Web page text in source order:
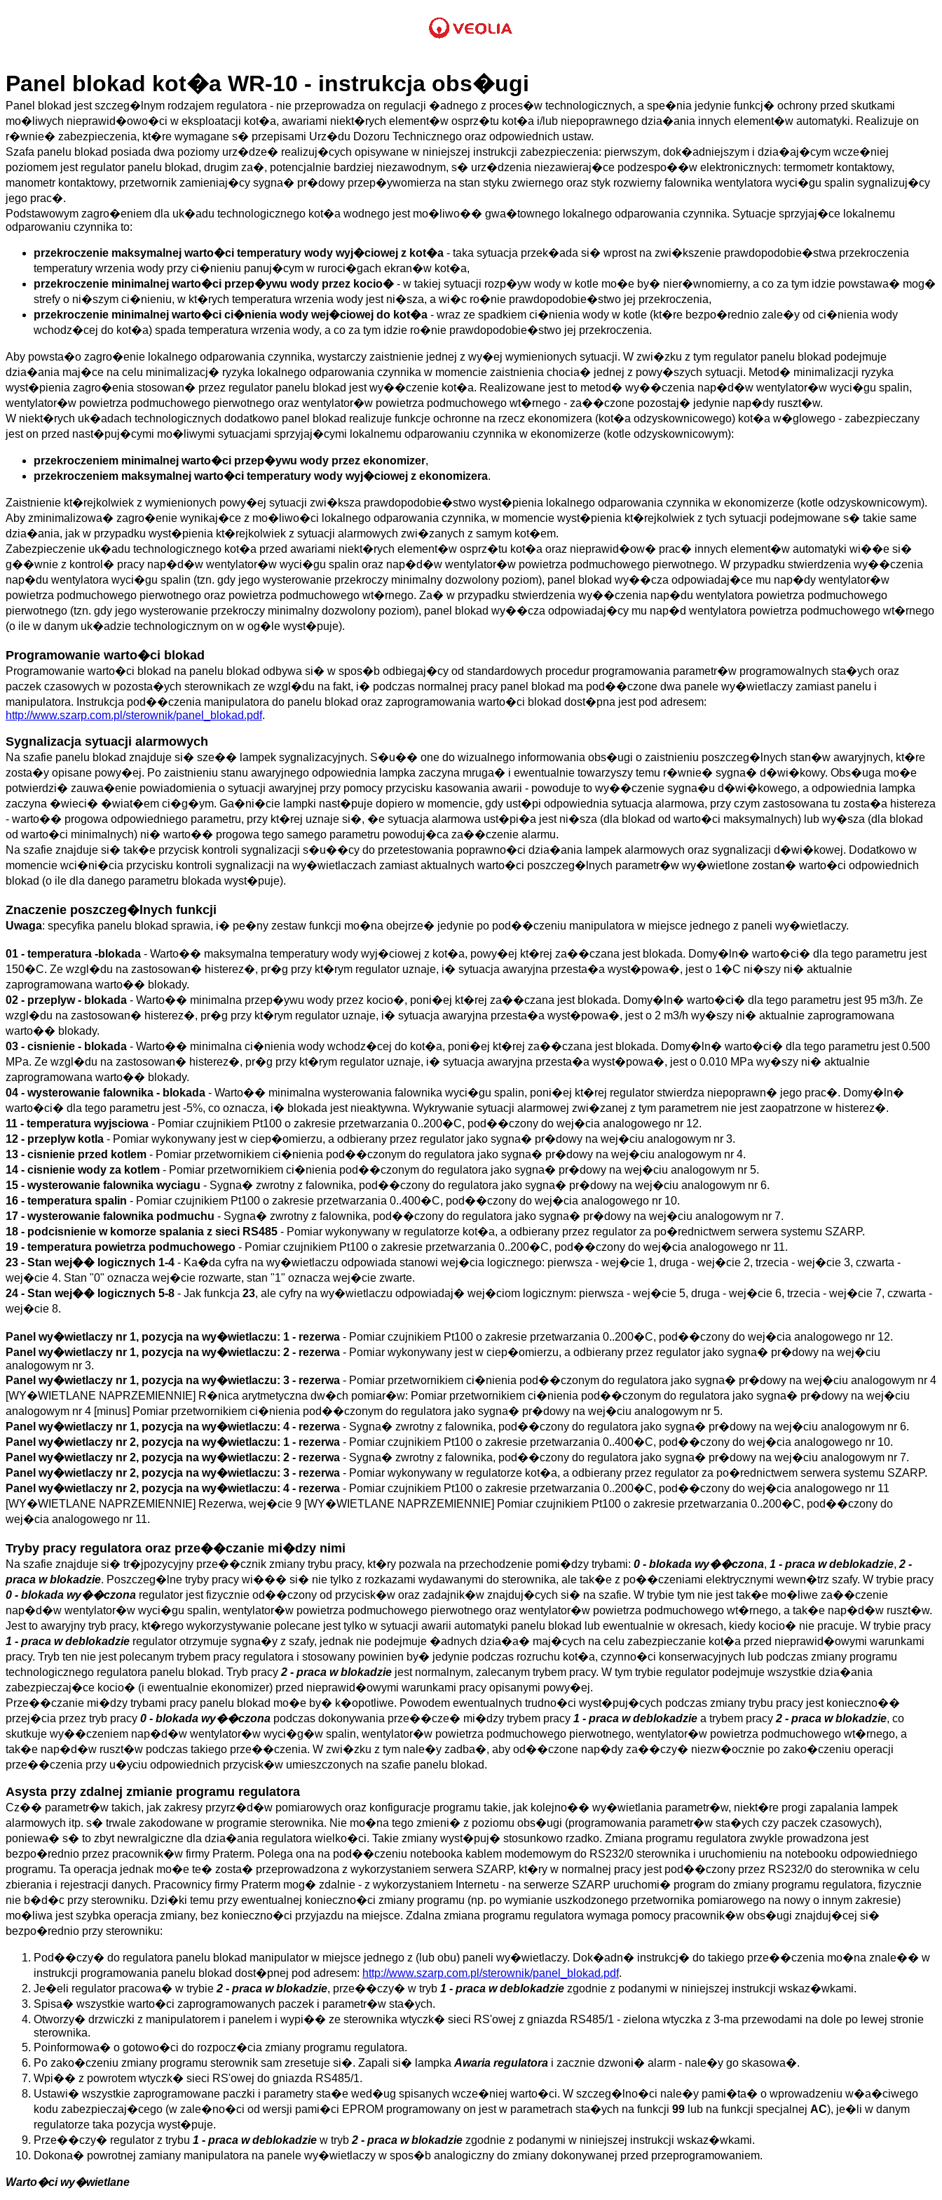
Panel blokad kot�a WR-10 - instrukcja obs�ugi
Panel blokad jest szczeg�lnym rodzajem regulatora - nie przeprowadza on regulacji �adnego z proces�w technologicznych, a spe�nia jedynie funkcj� ochrony przed skutkami
mo�liwych nieprawid�owo�ci w eksploatacji kot�a, awariami niekt�rych element�w osprz�tu kot�a i/lub niepoprawnego dzia�ania innych element�w automatyki. Realizuje on
r�wnie� zabezpieczenia, kt�re wymagane s� przepisami Urz�du Dozoru Technicznego oraz odpowiednich ustaw.
Szafa panelu blokad posiada dwa poziomy urz�dze� realizuj�cych opisywane w niniejszej instrukcji zabezpieczenia: pierwszym, dok�adniejszym i dzia�aj�cym wcze�niej
poziomem jest regulator panelu blokad, drugim za�, potencjalnie bardziej niezawodnym, s� urz�dzenia niezawieraj�ce podzespo��w elektronicznych: termometr kontaktowy,
manometr kontaktowy, przetwornik zamieniaj�cy sygna� pr�dowy przep�ywomierza na stan styku zwiernego oraz styk rozwierny falownika wentylatora wyci�gu spalin sygnalizuj�cy
jego prac�.
Podstawowym zagro�eniem dla uk�adu technologicznego kot�a wodnego jest mo�liwo�� gwa�townego lokalnego odparowania czynnika. Sytuacje sprzyjaj�ce lokalnemu
odparowaniu czynnika to:
przekroczenie maksymalnej warto�ci temperatury wody wyj�ciowej z kot�a - taka sytuacja przek�ada si� wprost na zwi�kszenie prawdopodobie�stwa przekroczenia
temperatury wrzenia wody przy ci�nieniu panuj�cym w ruroci�gach ekran�w kot�a,
przekroczenie minimalnej warto�ci przep�ywu wody przez kocio� - w takiej sytuacji rozp�yw wody w kotle mo�e by� nier�wnomierny, a co za tym idzie powstawa� mog�
strefy o ni�szym ci�nieniu, w kt�rych temperatura wrzenia wody jest ni�sza, a wi�c ro�nie prawdopodobie�stwo jej przekroczenia,
przekroczenie minimalnej warto�ci ci�nienia wody wej�ciowej do kot�a - wraz ze spadkiem ci�nienia wody w kotle (kt�re bezpo�rednio zale�y od ci�nienia wody
wchodz�cej do kot�a) spada temperatura wrzenia wody, a co za tym idzie ro�nie prawdopodobie�stwo jej przekroczenia.
Aby powsta�o zagro�enie lokalnego odparowania czynnika, wystarczy zaistnienie jednej z wy�ej wymienionych sytuacji. W zwi�zku z tym regulator panelu blokad podejmuje
dzia�ania maj�ce na celu minimalizacj� ryzyka lokalnego odparowania czynnika w momencie zaistnienia chocia� jednej z powy�szych sytuacji. Metod� minimalizacji ryzyka
wyst�pienia zagro�enia stosowan� przez regulator panelu blokad jest wy��czenie kot�a. Realizowane jest to metod� wy��czenia nap�d�w wentylator�w wyci�gu spalin,
wentylator�w powietrza podmuchowego pierwotnego oraz wentylator�w powietrza podmuchowego wt�rnego - za��czone pozostaj� jedynie nap�dy ruszt�w.
W niekt�rych uk�adach technologicznych dodatkowo panel blokad realizuje funkcje ochronne na rzecz ekonomizera (kot�a odzyskownicowego) kot�a w�glowego - zabezpieczany
jest on przed nast�puj�cymi mo�liwymi sytuacjami sprzyjaj�cymi lokalnemu odparowaniu czynnika w ekonomizerze (kotle odzyskownicowym):
przekroczeniem minimalnej warto�ci przep�ywu wody przez ekonomizer,
przekroczeniem maksymalnej warto�ci temperatury wody wyj�ciowej z ekonomizera.
Zaistnienie kt�rejkolwiek z wymienionych powy�ej sytuacji zwi�ksza prawdopodobie�stwo wyst�pienia lokalnego odparowania czynnika w ekonomizerze (kotle odzyskownicowym).
Aby zminimalizowa� zagro�enie wynikaj�ce z mo�liwo�ci lokalnego odparowania czynnika, w momencie wyst�pienia kt�rejkolwiek z tych sytuacji podejmowane s� takie same
dzia�ania, jak w przypadku wyst�pienia kt�rejkolwiek z sytuacji alarmowych zwi�zanych z samym kot�em.
Zabezpieczenie uk�adu technologicznego kot�a przed awariami niekt�rych element�w osprz�tu kot�a oraz nieprawid�ow� prac� innych element�w automatyki wi��e si�
g��wnie z kontrol� pracy nap�d�w wentylator�w wyci�gu spalin oraz nap�d�w wentylator�w powietrza podmuchowego pierwotnego. W przypadku stwierdzenia wy��czenia
nap�du wentylatora wyci�gu spalin (tzn. gdy jego wysterowanie przekroczy minimalny dozwolony poziom), panel blokad wy��cza odpowiadaj�ce mu nap�dy wentylator�w
powietrza podmuchowego pierwotnego oraz powietrza podmuchowego wt�rnego. Za� w przypadku stwierdzenia wy��czenia nap�du wentylatora powietrza podmuchowego
pierwotnego (tzn. gdy jego wysterowanie przekroczy minimalny dozwolony poziom), panel blokad wy��cza odpowiadaj�cy mu nap�d wentylatora powietrza podmuchowego wt�rnego
(o ile w danym uk�adzie technologicznym on w og�le wyst�puje).
Programowanie warto�ci blokad
Programowanie warto�ci blokad na panelu blokad odbywa si� w spos�b odbiegaj�cy od standardowych procedur programowania parametr�w programowalnych sta�ych oraz
paczek czasowych w pozosta�ych sterownikach ze wzgl�du na fakt, i� podczas normalnej pracy panel blokad ma pod��czone dwa panele wy�wietlaczy zamiast panelu i
manipulatora. Instrukcja pod��czenia manipulatora do panelu blokad oraz zaprogramowania warto�ci blokad dost�pna jest pod adresem:
http://www.szarp.com.pl/sterownik/panel_blokad.pdf.
Sygnalizacja sytuacji alarmowych
Na szafie panelu blokad znajduje si� sze�� lampek sygnalizacyjnych. S�u�� one do wizualnego informowania obs�ugi o zaistnieniu poszczeg�lnych stan�w awaryjnych, kt�re
zosta�y opisane powy�ej. Po zaistnieniu stanu awaryjnego odpowiednia lampka zaczyna mruga� i ewentualnie towarzyszy temu r�wnie� sygna� d�wi�kowy. Obs�uga mo�e
potwierdzi� zauwa�enie powiadomienia o sytuacji awaryjnej przy pomocy przycisku kasowania awarii - powoduje to wy��czenie sygna�u d�wi�kowego, a odpowiednia lampka
zaczyna �wieci� �wiat�em ci�g�ym. Ga�ni�cie lampki nast�puje dopiero w momencie, gdy ust�pi odpowiednia sytuacja alarmowa, przy czym zastosowana tu zosta�a histereza
- warto�� progowa odpowiedniego parametru, przy kt�rej uznaje si�, �e sytuacja alarmowa ust�pi�a jest ni�sza (dla blokad od warto�ci maksymalnych) lub wy�sza (dla blokad
od warto�ci minimalnych) ni� warto�� progowa tego samego parametru powoduj�ca za��czenie alarmu.
Na szafie znajduje si� tak�e przycisk kontroli sygnalizacji s�u��cy do przetestowania poprawno�ci dzia�ania lampek alarmowych oraz sygnalizacji d�wi�kowej. Dodatkowo w
momencie wci�ni�cia przycisku kontroli sygnalizacji na wy�wietlaczach zamiast aktualnych warto�ci poszczeg�lnych parametr�w wy�wietlone zostan� warto�ci odpowiednich
blokad (o ile dla danego parametru blokada wyst�puje).
Znaczenie poszczeg�lnych funkcji
Uwaga: specyfika panelu blokad sprawia, i� pe�ny zestaw funkcji mo�na obejrze� jedynie po pod��czeniu manipulatora w miejsce jednego z paneli wy�wietlaczy.
01 - temperatura -blokada - Warto�� maksymalna temperatury wody wyj�ciowej z kot�a, powy�ej kt�rej za��czana jest blokada. Domy�ln� warto�ci� dla tego parametru jest
150�C. Ze wzgl�du na zastosowan� histerez�, pr�g przy kt�rym regulator uznaje, i� sytuacja awaryjna przesta�a wyst�powa�, jest o 1�C ni�szy ni� aktualnie
zaprogramowana warto�� blokady.
02 - przeplyw - blokada - Warto�� minimalna przep�ywu wody przez kocio�, poni�ej kt�rej za��czana jest blokada. Domy�ln� warto�ci� dla tego parametru jest 95 m3/h. Ze
wzgl�du na zastosowan� histerez�, pr�g przy kt�rym regulator uznaje, i� sytuacja awaryjna przesta�a wyst�powa�, jest o 2 m3/h wy�szy ni� aktualnie zaprogramowana
warto�� blokady.
03 - cisnienie - blokada - Warto�� minimalna ci�nienia wody wchodz�cej do kot�a, poni�ej kt�rej za��czana jest blokada. Domy�ln� warto�ci� dla tego parametru jest 0.500
MPa. Ze wzgl�du na zastosowan� histerez�, pr�g przy kt�rym regulator uznaje, i� sytuacja awaryjna przesta�a wyst�powa�, jest o 0.010 MPa wy�szy ni� aktualnie
zaprogramowana warto�� blokady.
04 - wysterowanie falownika - blokada - Warto�� minimalna wysterowania falownika wyci�gu spalin, poni�ej kt�rej regulator stwierdza niepoprawn� jego prac�. Domy�ln�
warto�ci� dla tego parametru jest -5%, co oznacza, i� blokada jest nieaktywna. Wykrywanie sytuacji alarmowej zwi�zanej z tym parametrem nie jest zaopatrzone w histerez�.
11 - temperatura wyjsciowa - Pomiar czujnikiem Pt100 o zakresie przetwarzania 0..200�C, pod��czony do wej�cia analogowego nr 12.
12 - przeplyw kotla - Pomiar wykonywany jest w ciep�omierzu, a odbierany przez regulator jako sygna� pr�dowy na wej�ciu analogowym nr 3.
13 - cisnienie przed kotlem - Pomiar przetwornikiem ci�nienia pod��czonym do regulatora jako sygna� pr�dowy na wej�ciu analogowym nr 4.
14 - cisnienie wody za kotlem - Pomiar przetwornikiem ci�nienia pod��czonym do regulatora jako sygna� pr�dowy na wej�ciu analogowym nr 5.
15 - wysterowanie falownika wyciagu - Sygna� zwrotny z falownika, pod��czony do regulatora jako sygna� pr�dowy na wej�ciu analogowym nr 6.
16 - temperatura spalin - Pomiar czujnikiem Pt100 o zakresie przetwarzania 0..400�C, pod��czony do wej�cia analogowego nr 10.
17 - wysterowanie falownika podmuchu - Sygna� zwrotny z falownika, pod��czony do regulatora jako sygna� pr�dowy na wej�ciu analogowym nr 7.
18 - podcisnienie w komorze spalania z sieci RS485 - Pomiar wykonywany w regulatorze kot�a, a odbierany przez regulator za po�rednictwem serwera systemu SZARP.
19 - temperatura powietrza podmuchowego - Pomiar czujnikiem Pt100 o zakresie przetwarzania 0..200�C, pod��czony do wej�cia analogowego nr 11.
23 - Stan wej�� logicznych 1-4 - Ka�da cyfra na wy�wietlaczu odpowiada stanowi wej�cia logicznego: pierwsza - wej�cie 1, druga - wej�cie 2, trzecia - wej�cie 3, czwarta -
wej�cie 4. Stan "0" oznacza wej�cie rozwarte, stan "1" oznacza wej�cie zwarte.
24 - Stan wej�� logicznych 5-8 - Jak funkcja 23, ale cyfry na wy�wietlaczu odpowiadaj� wej�ciom logicznym: pierwsza - wej�cie 5, druga - wej�cie 6, trzecia - wej�cie 7, czwarta -
wej�cie 8.
Panel wy�wietlaczy nr 1, pozycja na wy�wietlaczu: 1 - rezerwa - Pomiar czujnikiem Pt100 o zakresie przetwarzania 0..200�C, pod��czony do wej�cia analogowego nr 12.
Panel wy�wietlaczy nr 1, pozycja na wy�wietlaczu: 2 - rezerwa - Pomiar wykonywany jest w ciep�omierzu, a odbierany przez regulator jako sygna� pr�dowy na wej�ciu
analogowym nr 3.
Panel wy�wietlaczy nr 1, pozycja na wy�wietlaczu: 3 - rezerwa - Pomiar przetwornikiem ci�nienia pod��czonym do regulatora jako sygna� pr�dowy na wej�ciu analogowym nr 4
[WY�WIETLANE NAPRZEMIENNIE] R�nica arytmetyczna dw�ch pomiar�w: Pomiar przetwornikiem ci�nienia pod��czonym do regulatora jako sygna� pr�dowy na wej�ciu
analogowym nr 4 [minus] Pomiar przetwornikiem ci�nienia pod��czonym do regulatora jako sygna� pr�dowy na wej�ciu analogowym nr 5.
Panel wy�wietlaczy nr 1, pozycja na wy�wietlaczu: 4 - rezerwa - Sygna� zwrotny z falownika, pod��czony do regulatora jako sygna� pr�dowy na wej�ciu analogowym nr 6.
Panel wy�wietlaczy nr 2, pozycja na wy�wietlaczu: 1 - rezerwa - Pomiar czujnikiem Pt100 o zakresie przetwarzania 0..400�C, pod��czony do wej�cia analogowego nr 10.
Panel wy�wietlaczy nr 2, pozycja na wy�wietlaczu: 2 - rezerwa - Sygna� zwrotny z falownika, pod��czony do regulatora jako sygna� pr�dowy na wej�ciu analogowym nr 7.
Panel wy�wietlaczy nr 2, pozycja na wy�wietlaczu: 3 - rezerwa - Pomiar wykonywany w regulatorze kot�a, a odbierany przez regulator za po�rednictwem serwera systemu SZARP.
Panel wy�wietlaczy nr 2, pozycja na wy�wietlaczu: 4 - rezerwa - Pomiar czujnikiem Pt100 o zakresie przetwarzania 0..200�C, pod��czony do wej�cia analogowego nr 11
[WY�WIETLANE NAPRZEMIENNIE] Rezerwa, wej�cie 9 [WY�WIETLANE NAPRZEMIENNIE] Pomiar czujnikiem Pt100 o zakresie przetwarzania 0..200�C, pod��czony do
wej�cia analogowego nr 11.
Tryby pracy regulatora oraz prze��czanie mi�dzy nimi
Na szafie znajduje si� tr�jpozycyjny prze��cznik zmiany trybu pracy, kt�ry pozwala na przechodzenie pomi�dzy trybami: 0 - blokada wy��czona, 1 - praca w deblokadzie, 2 -
praca w blokadzie. Poszczeg�lne tryby pracy wi��� si� nie tylko z rozkazami wydawanymi do sterownika, ale tak�e z po��czeniami elektrycznymi wewn�trz szafy. W trybie pracy
0 - blokada wy��czona regulator jest fizycznie od��czony od przycisk�w oraz zadajnik�w znajduj�cych si� na szafie. W trybie tym nie jest tak�e mo�liwe za��czenie
nap�d�w wentylator�w wyci�gu spalin, wentylator�w powietrza podmuchowego pierwotnego oraz wentylator�w powietrza podmuchowego wt�rnego, a tak�e nap�d�w ruszt�w.
Jest to awaryjny tryb pracy, kt�rego wykorzystywanie polecane jest tylko w sytuacji awarii automatyki panelu blokad lub ewentualnie w okresach, kiedy kocio� nie pracuje. W trybie pracy
1 - praca w deblokadzie regulator otrzymuje sygna�y z szafy, jednak nie podejmuje �adnych dzia�a� maj�cych na celu zabezpieczanie kot�a przed nieprawid�owymi warunkami
pracy. Tryb ten nie jest polecanym trybem pracy regulatora i stosowany powinien by� jedynie podczas rozruchu kot�a, czynno�ci konserwacyjnych lub podczas zmiany programu
technologicznego regulatora panelu blokad. Tryb pracy 2 - praca w blokadzie jest normalnym, zalecanym trybem pracy. W tym trybie regulator podejmuje wszystkie dzia�ania
zabezpieczaj�ce kocio� (i ewentualnie ekonomizer) przed nieprawid�owymi warunkami pracy opisanymi powy�ej.
Prze��czanie mi�dzy trybami pracy panelu blokad mo�e by� k�opotliwe. Powodem ewentualnych trudno�ci wyst�puj�cych podczas zmiany trybu pracy jest konieczno��
przej�cia przez tryb pracy 0 - blokada wy��czona podczas dokonywania prze��cze� mi�dzy trybem pracy 1 - praca w deblokadzie a trybem pracy 2 - praca w blokadzie, co
skutkuje wy��czeniem nap�d�w wentylator�w wyci�g�w spalin, wentylator�w powietrza podmuchowego pierwotnego, wentylator�w powietrza podmuchowego wt�rnego, a
tak�e nap�d�w ruszt�w podczas takiego prze��czenia. W zwi�zku z tym nale�y zadba�, aby od��czone nap�dy za��czy� niezw�ocznie po zako�czeniu operacji
prze��czenia przy u�yciu odpowiednich przycisk�w umieszczonych na szafie panelu blokad.
Asysta przy zdalnej zmianie programu regulatora
Cz�� parametr�w takich, jak zakresy przyrz�d�w pomiarowych oraz konfiguracje programu takie, jak kolejno�� wy�wietlania parametr�w, niekt�re progi zapalania lampek
alarmowych itp. s� trwale zakodowane w programie sterownika. Nie mo�na tego zmieni� z poziomu obs�ugi (programowania parametr�w sta�ych czy paczek czasowych),
poniewa� s� to zbyt newralgiczne dla dzia�ania regulatora wielko�ci. Takie zmiany wyst�puj� stosunkowo rzadko. Zmiana programu regulatora zwykle prowadzona jest
bezpo�rednio przez pracownik�w firmy Praterm. Polega ona na pod��czeniu notebooka kablem modemowym do RS232/0 sterownika i uruchomieniu na notebooku odpowiedniego
programu. Ta operacja jednak mo�e te� zosta� przeprowadzona z wykorzystaniem serwera SZARP, kt�ry w normalnej pracy jest pod��czony przez RS232/0 do sterownika w celu
zbierania i rejestracji danych. Pracownicy firmy Praterm mog� zdalnie - z wykorzystaniem Internetu - na serwerze SZARP uruchomi� program do zmiany programu regulatora, fizycznie
nie b�d�c przy sterowniku. Dzi�ki temu przy ewentualnej konieczno�ci zmiany programu (np. po wymianie uszkodzonego przetwornika pomiarowego na nowy o innym zakresie)
mo�liwa jest szybka operacja zmiany, bez konieczno�ci przyjazdu na miejsce. Zdalna zmiana programu regulatora wymaga pomocy pracownik�w obs�ugi znajduj�cej si�
bezpo�rednio przy sterowniku:
Pod��czy� do regulatora panelu blokad manipulator w miejsce jednego z (lub obu) paneli wy�wietlaczy. Dok�adn� instrukcj� do takiego prze��czenia mo�na znale�� w
instrukcji programowania panelu blokad dost�pnej pod adresem: http://www.szarp.com.pl/sterownik/panel_blokad.pdf.
Je�eli regulator pracowa� w trybie 2 - praca w blokadzie, prze��czy� w tryb 1 - praca w deblokadzie zgodnie z podanymi w niniejszej instrukcji wskaz�wkami.
Spisa� wszystkie warto�ci zaprogramowanych paczek i parametr�w sta�ych.
Otworzy� drzwiczki z manipulatorem i panelem i wypi�� ze sterownika wtyczk� sieci RS'owej z gniazda RS485/1 - zielona wtyczka z 3-ma przewodami na dole po lewej stronie
sterownika.
Poinformowa� o gotowo�ci do rozpocz�cia zmiany programu regulatora.
Po zako�czeniu zmiany programu sterownik sam zresetuje si�. Zapali si� lampka Awaria regulatora i zacznie dzwoni� alarm - nale�y go skasowa�.
Wpi�� z powrotem wtyczk� sieci RS'owej do gniazda RS485/1.
Ustawi� wszystkie zaprogramowane paczki i parametry sta�e wed�ug spisanych wcze�niej warto�ci. W szczeg�lno�ci nale�y pami�ta� o wprowadzeniu w�a�ciwego
kodu zabezpieczaj�cego (w zale�no�ci od wersji pami�ci EPROM programowany on jest w parametrach sta�ych na funkcji 99 lub na funkcji specjalnej AC), je�li w danym
regulatorze taka pozycja wyst�puje.
Prze��czy� regulator z trybu 1 - praca w deblokadzie w tryb 2 - praca w blokadzie zgodnie z podanymi w niniejszej instrukcji wskaz�wkami.
Dokona� powrotnej zamiany manipulatora na panele wy�wietlaczy w spos�b analogiczny do zmiany dokonywanej przed przeprogramowaniem.
Warto�ci wy�wietlane